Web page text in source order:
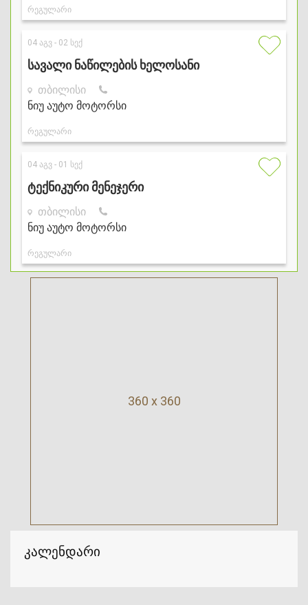
360 x 360
კალენდარი